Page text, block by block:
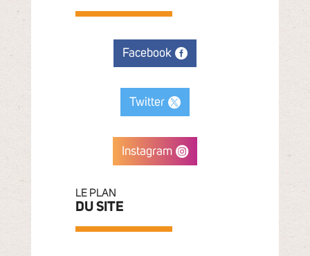
Facebook
Twitter
Instagram
LE PLAN
DU SITE